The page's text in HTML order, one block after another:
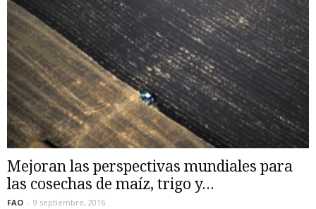
Mejoran las perspectivas mundiales para
las cosechas de maíz, trigo y...
FAO - 9 septiembre, 2016